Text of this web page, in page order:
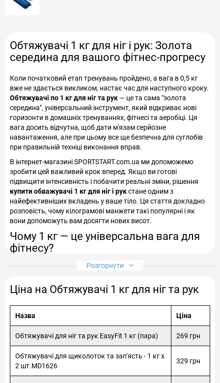
Обтяжувачі 1 кг для ніг і рук: Золота
середина для вашого фітнес-прогресу
Коли початковий етап тренувань пройдено, а вага в 0,5 кг
вже не здається викликом, настає час для наступного кроку.
Обтяжувачі по 1 кг для ніг та рук — це та сама "золота
середина", універсальний інструмент, який відкриває нові
горизонти в домашніх тренуваннях, фітнесі та аеробіці. Ця
вага досить відчутна, щоб дати м'язам серйозне
навантаження, але при цьому все ще безпечна для суглобів
при правильній техніці виконання вправ.
В інтернет-магазині SPORTSTART.com.ua ми допоможемо
зробити цей важливий крок вперед. Якщо ви готові
підвищити інтенсивність і побачити реальні зміни, рішення
купити обважувачі 1 кг для ніг і рукстане одним з
найефективніших вкладень у ваше тіло. Ця стаття докладно
розповість, чому кілограмові манжети такі популярні і як
вони допоможуть вам досягти нових висот.
Чому 1 кг — це універсальна вага для
фітнесу?
На відміну від більш легких або важких аналогів,обтяжувачі
їх ідеальним вибором для широкого кола.
кілограм — це вже серйозний стимул для м'язів, який
перевантажити суглоби або порушити техніку
вправах.
Значне збільшення витрат калорій.
Додавання всього
Розгорнути
Ціна на Обтяжувачі 1 кг для ніг та рук
Назва Ціна
Обтяжувачі для ніг та рук EasyFit 1 кг (пара) 269 грн
Обтяжувачі для щиколоток та зап'ясть - 1 кг x
2 шт.MD1626
329 грн